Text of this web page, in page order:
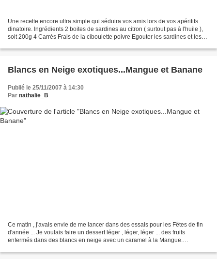
Une recette encore ultra simple qui séduira vos amis lors de vos apéritifs
dinatoire. Ingrédients 2 boites de sardines au citron ( surtout pas à l'huile ),
soit 200g 4 Carrés Frais de la ciboulette poivre Egouter les sardines et les
Blancs en Neige exotiques...Mangue et Banane
Publié le 25/11/2007 à 14:30
Par nathalie_B
Ce matin , j'avais envie de me lancer dans des essais pour les Fêtes de fin
d'année ... Je voulais faire un dessert léger , léger, léger ... des fruits
enfermés dans des blancs en neige avec un caramel à la Mangue.